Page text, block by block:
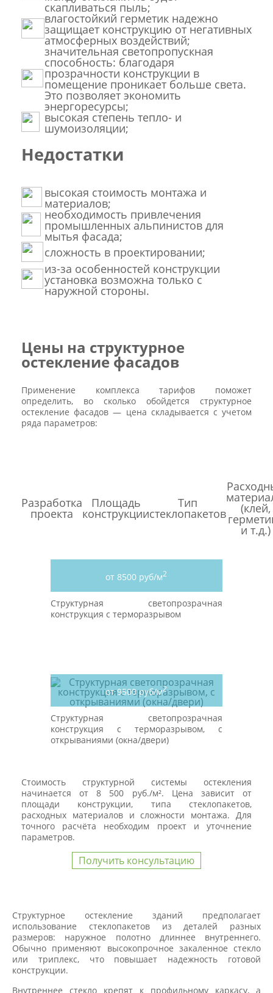
скапливаться пыль;
влагостойкий герметик надежно
защищает конструкцию от негативных
атмосферных воздействий;
значительная светопропускная
способность: благодаря
прозрачности конструкции в
помещение проникает больше света.
Это позволяет экономить
энергоресурсы;
высокая степень тепло- и
шумоизоляции;
Недостатки
высокая стоимость монтажа и
материалов;
необходимость привлечения
промышленных альпинистов для
мытья фасада;
сложность в проектировании;
из-за особенностей конструкции
установка возможна только с
наружной стороны.
Цены на структурное
остекление фасадов
Применение комплекса тарифов поможет
определить, во сколько обойдется структурное
остекление фасадов — цена складывается с учетом
ряда параметров:
Разработка
проекта
Площадь
конструкции
Тип
стеклопакетов (клей,
и т.д.)
от 8500 руб/м2
Структурная светопрозрачная
конструкция с терморазрывом
от 9500 руб/м2
Структурная светопрозрачная
конструкция с терморазрывом, с
открываниями (окна/двери)
Стоимость структурной системы остекления
начинается от 8 500 руб./м². Цена зависит от
площади конструкции, типа стеклопакетов,
расходных материалов и сложности монтажа. Для
точного расчёта необходим проект и уточнение
параметров.
Получить консультацию
Структурное остекление зданий предполагает
использование стеклопакетов из деталей разных
размеров: наружное полотно длиннее внутреннего.
Обычно применяют высокопрочное закаленное стекло
или триплекс, что повышает надежность готовой
конструкции.
Внутреннее стекло крепят к профильному каркасу, а